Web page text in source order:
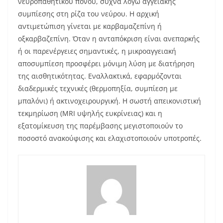
συμπίεσης στη ρίζα του νεύρου. Η αρχική
αντιμετώπιση γίνεται με καρβαμαζεπίνη ή
οξκαρβαζεπίνη. Όταν η ανταπόκριση είναι ανεπαρκής
ή οι παρενέργειες σημαντικές, η μικροαγγειακή
αποσυμπίεση προσφέρει μόνιμη λύση με διατήρηση
της αισθητικότητας. Εναλλακτικά, εφαρμόζονται
διαδερμικές τεχνικές (θερμοπηξία, συμπίεση με
μπαλόνι) ή ακτινοχειρουργική. Η σωστή απεικονιστική
τεκμηρίωση (MRI υψηλής ευκρίνειας) και η
εξατομίκευση της παρέμβασης μεγιστοποιούν το
ποσοστό ανακούφισης και ελαχιστοποιούν υποτροπές.